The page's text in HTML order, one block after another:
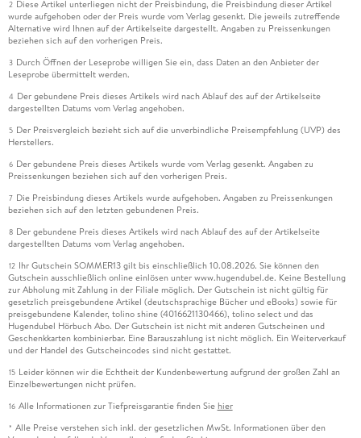
2 Diese Artikel unterliegen nicht der Preisbindung, die Preisbindung dieser Artikel
wurde aufgehoben oder der Preis wurde vom Verlag gesenkt. Die jeweils zutreffende
Alternative wird Ihnen auf der Artikelseite dargestellt. Angaben zu Preissenkungen
beziehen sich auf den vorherigen Preis.
3 Durch Öffnen der Leseprobe willigen Sie ein, dass Daten an den Anbieter der
Leseprobe übermittelt werden.
4 Der gebundene Preis dieses Artikels wird nach Ablauf des auf der Artikelseite
dargestellten Datums vom Verlag angehoben.
5 Der Preisvergleich bezieht sich auf die unverbindliche Preisempfehlung (UVP) des
Herstellers.
6 Der gebundene Preis dieses Artikels wurde vom Verlag gesenkt. Angaben zu
Preissenkungen beziehen sich auf den vorherigen Preis.
7 Die Preisbindung dieses Artikels wurde aufgehoben. Angaben zu Preissenkungen
beziehen sich auf den letzten gebundenen Preis.
8 Der gebundene Preis dieses Artikels wird nach Ablauf des auf der Artikelseite
dargestellten Datums vom Verlag angehoben.
12 Ihr Gutschein SOMMER13 gilt bis einschließlich 10.08.2026. Sie können den
Gutschein ausschließlich online einlösen unter www.hugendubel.de. Keine Bestellung
zur Abholung mit Zahlung in der Filiale möglich. Der Gutschein ist nicht gültig für
gesetzlich preisgebundene Artikel (deutschsprachige Bücher und eBooks) sowie für
preisgebundene Kalender, tolino shine (4016621130466), tolino select und das
Hugendubel Hörbuch Abo. Der Gutschein ist nicht mit anderen Gutscheinen und
Geschenkkarten kombinierbar. Eine Barauszahlung ist nicht möglich. Ein Weiterverkauf
und der Handel des Gutscheincodes sind nicht gestattet.
15 Leider können wir die Echtheit der Kundenbewertung aufgrund der großen Zahl an
Einzelbewertungen nicht prüfen.
16 Alle Informationen zur Tiefpreisgarantie finden Sie hier
* Alle Preise verstehen sich inkl. der gesetzlichen MwSt. Informationen über den